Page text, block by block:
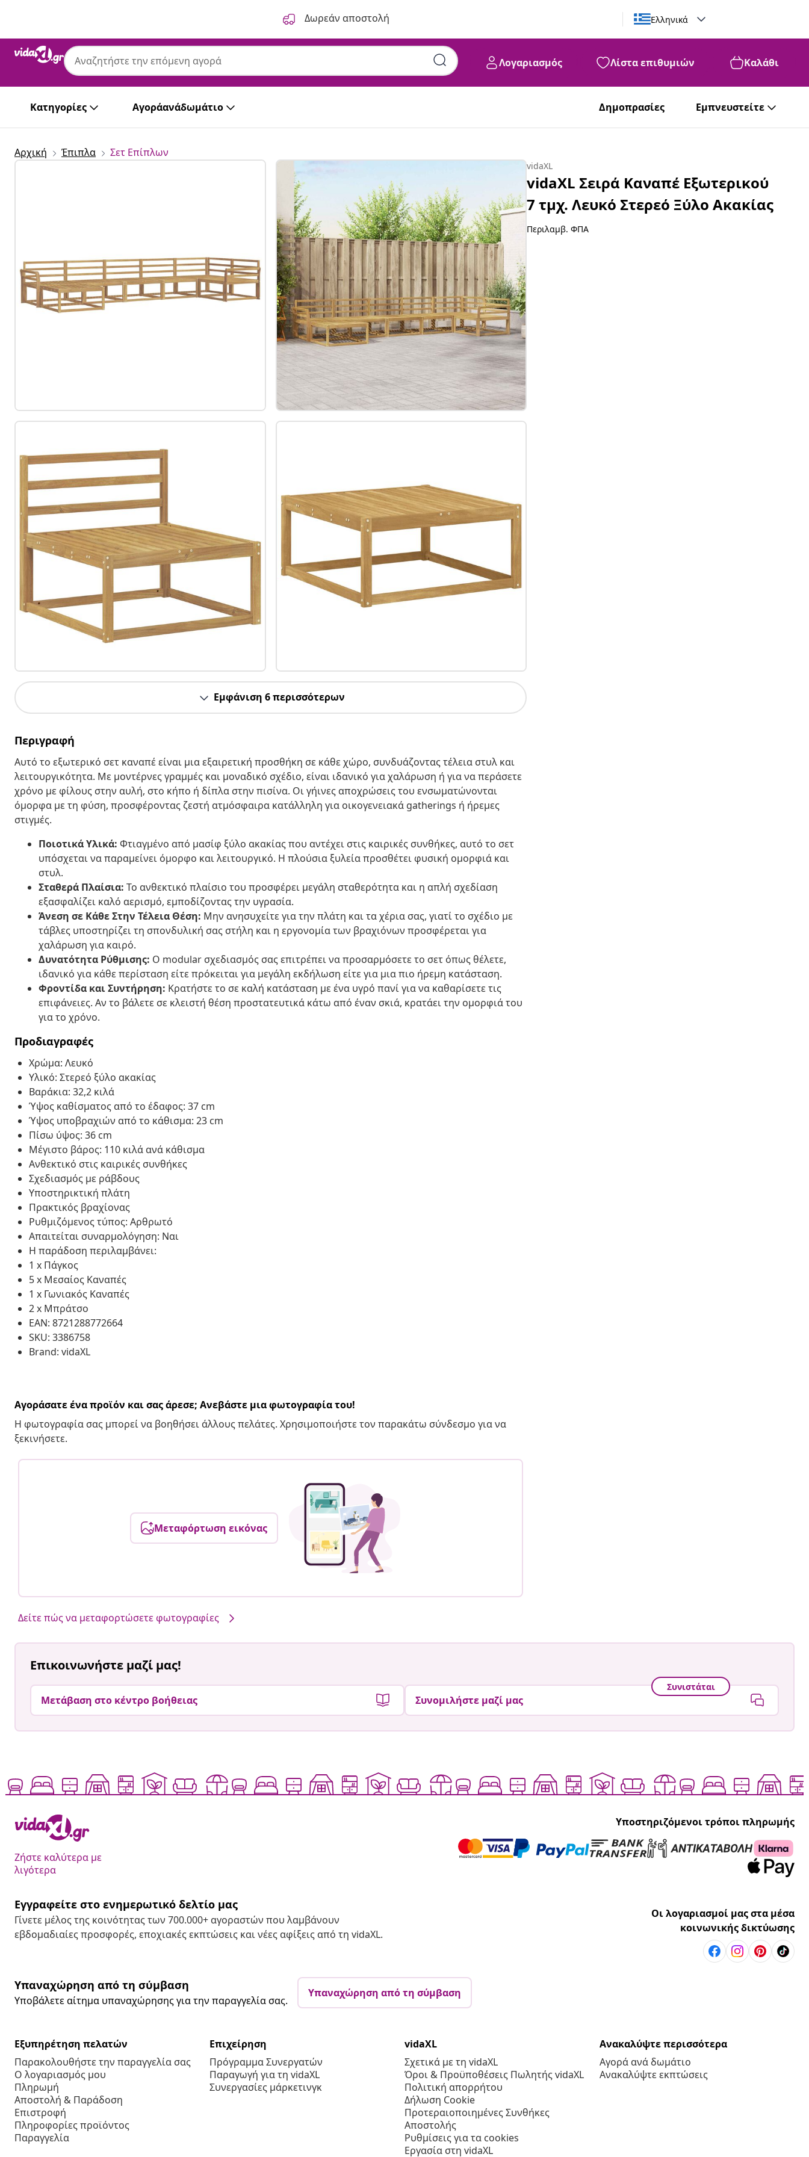
Δωρεάν αποστολή Ελληνικά
Λογαριασμός Λίστα επιθυμιών Καλάθι
Κατηγορίες Αγοράανάδωμάτιο Δημοπρασίες Εμπνευστείτε
vidaXL
Αρχική Έπιπλα Σετ Επίπλων
Εμφάνιση 6 περισσότερων
Περιγραφή
Αυτό το εξωτερικό σετ καναπέ είναι μια εξαιρετική προσθήκη σε κάθε χώρο, συνδυάζοντας τέλεια στυλ και
λειτουργικότητα. Με μοντέρνες γραμμές και μοναδικό σχέδιο, είναι ιδανικό για χαλάρωση ή για να περάσετε
χρόνο με φίλους στην αυλή, στο κήπο ή δίπλα στην πισίνα. Οι γήινες αποχρώσεις του ενσωματώνονται
όμορφα με τη φύση, προσφέροντας ζεστή ατμόσφαιρα κατάλληλη για οικογενειακά gatherings ή ήρεμες
στιγμές.
Ποιοτικά Υλικά: Φτιαγμένο από μασίφ ξύλο ακακίας που αντέχει στις καιρικές συνθήκες, αυτό το σετ
υπόσχεται να παραμείνει όμορφο και λειτουργικό. Η πλούσια ξυλεία προσθέτει φυσική ομορφιά και
στυλ.
Σταθερά Πλαίσια: Το ανθεκτικό πλαίσιο του προσφέρει μεγάλη σταθερότητα και η απλή σχεδίαση
εξασφαλίζει καλό αερισμό, εμποδίζοντας την υγρασία.
Άνεση σε Κάθε Στην Τέλεια Θέση: Μην ανησυχείτε για την πλάτη και τα χέρια σας, γιατί το σχέδιο με
τάβλες υποστηρίζει τη σπονδυλική σας στήλη και η εργονομία των βραχιόνων προσφέρεται για
χαλάρωση για καιρό.
Δυνατότητα Ρύθμισης: Ο modular σχεδιασμός σας επιτρέπει να προσαρμόσετε το σετ όπως θέλετε,
ιδανικό για κάθε περίσταση είτε πρόκειται για μεγάλη εκδήλωση είτε για μια πιο ήρεμη κατάσταση.
Φροντίδα και Συντήρηση: Κρατήστε το σε καλή κατάσταση με ένα υγρό πανί για να καθαρίσετε τις
επιφάνειες. Αν το βάλετε σε κλειστή θέση προστατευτικά κάτω από έναν σκιά, κρατάει την ομορφιά του
για το χρόνο.
Προδιαγραφές
Χρώμα: Λευκό
Υλικό: Στερεό ξύλο ακακίας
Βαράκια: 32,2 κιλά
Ύψος καθίσματος από το έδαφος: 37 cm
Ύψος υποβραχιών από το κάθισμα: 23 cm
Πίσω ύψος: 36 cm
Μέγιστο βάρος: 110 κιλά ανά κάθισμα
Ανθεκτικό στις καιρικές συνθήκες
Σχεδιασμός με ράβδους
Υποστηρικτική πλάτη
Πρακτικός βραχίονας
Ρυθμιζόμενος τύπος: Αρθρωτό
Απαιτείται συναρμολόγηση: Ναι
Η παράδοση περιλαμβάνει:
1 x Πάγκος
5 x Μεσαίος Καναπές
1 x Γωνιακός Καναπές
2 x Μπράτσο
EAN: 8721288772664
SKU: 3386758
Brand: vidaXL
Αγοράσατε ένα προϊόν και σας άρεσε; Ανεβάστε μια φωτογραφία του!
Η φωτογραφία σας μπορεί να βοηθήσει άλλους πελάτες. Χρησιμοποιήστε τον παρακάτω σύνδεσμο για να
ξεκινήσετε.
Μεταφόρτωση εικόνας
Δείτε πώς να μεταφορτώσετε φωτογραφίες
vidaXL
vidaXL Σειρά Καναπέ Εξωτερικού
7 τμχ. Λευκό Στερεό Ξύλο Ακακίας
Περιλαμβ. ΦΠΑ
Επικοινωνήστε μαζί μας!
Μετάβαση στο κέντρο βοήθειας
Συνιστάται
Συνομιλήστε μαζί μας
Ζήστε καλύτερα με
λιγότερα
Υποστηριζόμενοι τρόποι πληρωμής
Εγγραφείτε στο ενημερωτικό δελτίο μας
Γίνετε μέλος της κοινότητας των 700.000+ αγοραστών που λαμβάνουν
εβδομαδιαίες προσφορές, εποχιακές εκπτώσεις και νέες αφίξεις από τη vidaXL.
Οι λογαριασμοί μας στα μέσα
κοινωνικής δικτύωσης
Υπαναχώρηση από τη σύμβαση
Υποβάλετε αίτημα υπαναχώρησης για την παραγγελία σας.
Υπαναχώρηση από τη σύμβαση
Εξυπηρέτηση πελατών
Παρακολουθήστε την παραγγελία σας
Ο λογαριασμός μου
Πληρωμή
Αποστολή & Παράδοση
Επιστροφή
Πληροφορίες προϊόντος
Παραγγελία
Επιχείρηση
Πρόγραμμα Συνεργατών
Παραγωγή για τη vidaXL
Συνεργασίες μάρκετινγκ
vidaXL
Σχετικά με τη vidaXL
Όροι & Προϋποθέσεις Πωλητής vidaXL
Πολιτική απορρήτου
Δήλωση Cookie
Προτεραιοποιημένες Συνθήκες
Αποστολής
Ρυθμίσεις για τα cookies
Εργασία στη vidaXL
Ανακαλύψτε περισσότερα
Αγορά ανά δωμάτιο
Ανακαλύψτε εκπτώσεις